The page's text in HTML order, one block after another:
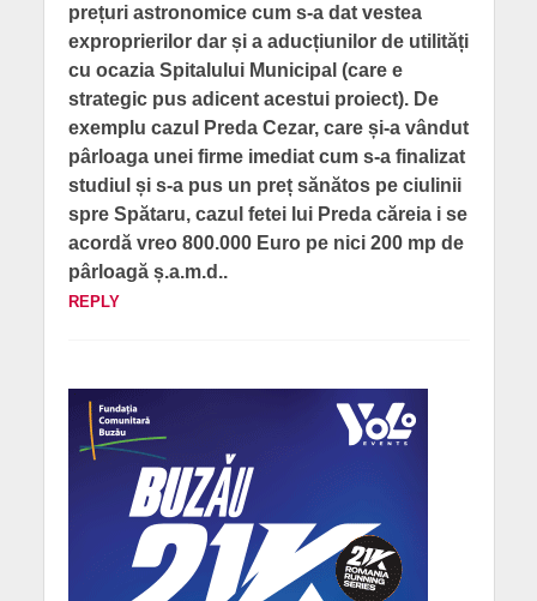
prețuri astronomice cum s-a dat vestea
exproprierilor dar și a aducțiunilor de utilități
cu ocazia Spitalului Municipal (care e
strategic pus adicent acestui proiect). De
exemplu cazul Preda Cezar, care și-a vândut
pârloaga unei firme imediat cum s-a finalizat
studiul și s-a pus un preț sănătos pe ciulinii
spre Spătaru, cazul fetei lui Preda căreia i se
acordă vreo 800.000 Euro pe nici 200 mp de
pârloagă ș.a.m.d..
REPLY